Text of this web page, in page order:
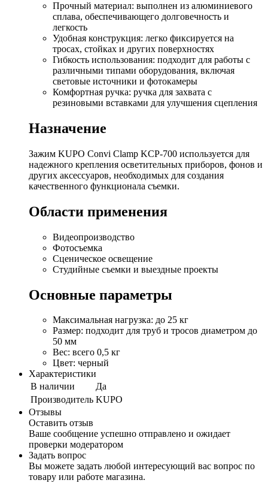
Прочный материал: выполнен из алюминиевого
сплава, обеспечивающего долговечность и
легкость
Удобная конструкция: легко фиксируется на
тросах, стойках и других поверхностях
Гибкость использования: подходит для работы с
различными типами оборудования, включая
световые источники и фотокамеры
Комфортная ручка: ручка для захвата с
резиновыми вставками для улучшения сцепления
Назначение
Зажим KUPO Convi Clamp KCP-700 используется для
надежного крепления осветительных приборов, фонов и
других аксессуаров, необходимых для создания
качественного функционала съемки.
Области применения
Видеопроизводство
Фотосъемка
Сценическое освещение
Студийные съемки и выездные проекты
Основные параметры
Максимальная нагрузка: до 25 кг
Размер: подходит для труб и тросов диаметром до
50 мм
Вес: всего 0,5 кг
Цвет: черный
Характеристики
В наличии
Да
Производитель KUPO
Отзывы
Оставить отзыв
Ваше сообщение успешно отправлено и ожидает
проверки модератором
Задать вопрос
Вы можете задать любой интересующий вас вопрос по
товару или работе магазина.